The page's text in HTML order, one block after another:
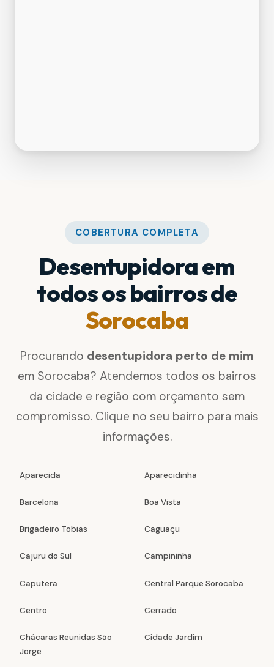
COBERTURA COMPLETA
Desentupidora em
todos os bairros de
Sorocaba
Procurando desentupidora perto de mim
em Sorocaba? Atendemos todos os bairros
da cidade e região com orçamento sem
compromisso. Clique no seu bairro para mais
informações.
Aparecida Aparecidinha
Barcelona Boa Vista
Brigadeiro Tobias Caguaçu
Cajuru do Sul Campininha
Caputera Central Parque Sorocaba
Centro Cerrado
Chácaras Reunidas São
Jorge
Cidade Jardim